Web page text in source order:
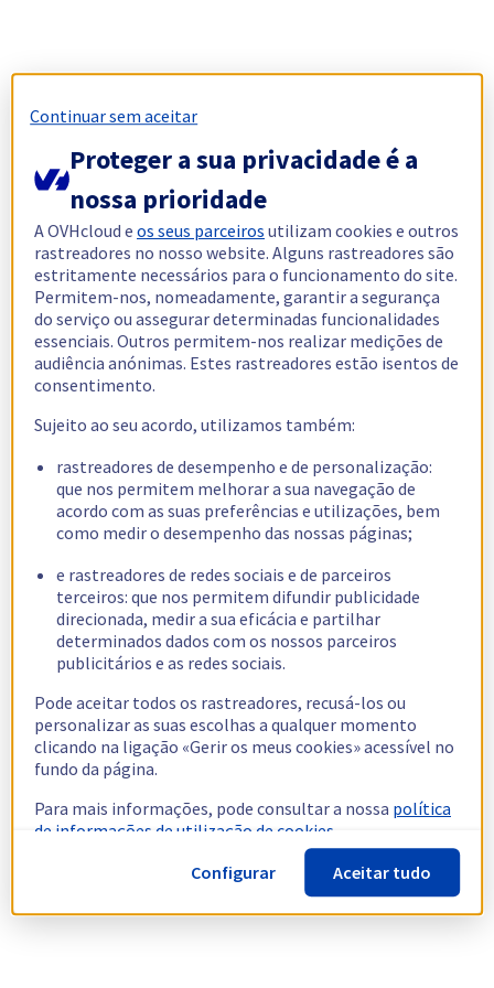
Continuar sem aceitar
Proteger a sua privacidade é a
nossa prioridade
A OVHcloud eos seus parceiros utilizam cookies e outros
rastreadores no nosso website. Alguns rastreadores são
estritamente necessários para o funcionamento do site.
Permitem-nos, nomeadamente, garantir a segurança
do serviço ou assegurar determinadas funcionalidades
essenciais. Outros permitem-nos realizar medições de
audiência anónimas. Estes rastreadores estão isentos de
consentimento.
Sujeito ao seu acordo, utilizamos também:
rastreadores de desempenho e de personalização:
que nos permitem melhorar a sua navegação de
acordo com as suas preferências e utilizações, bem
como medir o desempenho das nossas páginas;
e rastreadores de redes sociais e de parceiros
terceiros: que nos permitem difundir publicidade
direcionada, medir a sua eficácia e partilhar
determinados dados com os nossos parceiros
publicitários e as redes sociais.
Pode aceitar todos os rastreadores, recusá-los ou
personalizar as suas escolhas a qualquer momento
clicando na ligação «Gerir os meus cookies» acessível no
fundo da página.
Para mais informações, pode consultar a nossa política
de informações de utilização de cookies.
Configurar
Aceitar tudo